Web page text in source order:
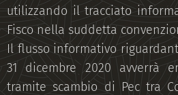
utilizzando il tracciato
Fisco nella suddetta
Il flusso informativo
31 dicembre 2020 avverrà
tramite scambio di Pec tra